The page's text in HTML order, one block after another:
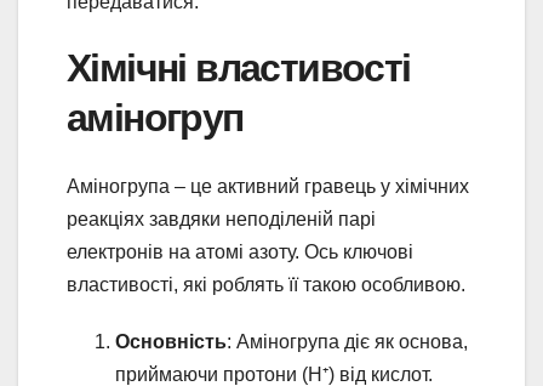
Хімічні властивості
аміногруп
Аміногрупа – це активний гравець у хімічних
реакціях завдяки неподіленій парі
електронів на атомі азоту. Ось ключові
властивості, які роблять її такою особливою.
Основність: Аміногрупа діє як основа,
приймаючи протони (H⁺) від кислот.